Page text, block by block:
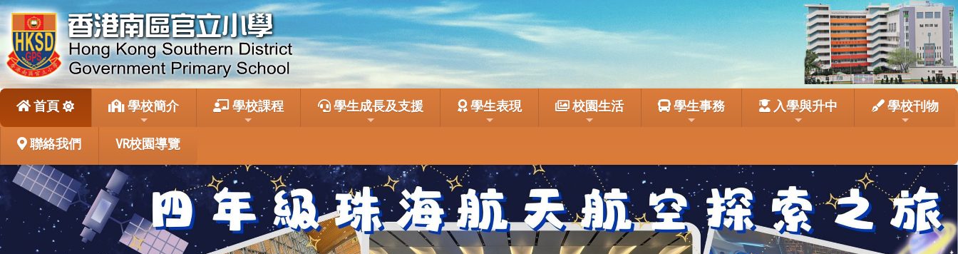
首頁 學校簡介 學校課程 學生成長及支援 學生表現 校園生活 學生事務 入學與升中 學校刊物
聯絡我們 VR校園導覽